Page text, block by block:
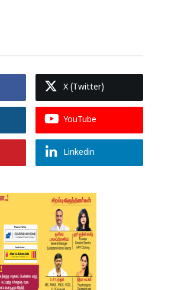
X (Twitter)
YouTube
Linkedin